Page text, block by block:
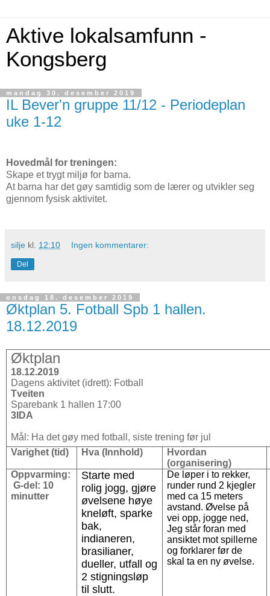
Aktive lokalsamfunn -
Kongsberg
mandag 30. desember 2019
IL Bever'n gruppe 11/12 - Periodeplan
uke 1-12
Hovedmål for treningen:
Skape et trygt miljø for barna.
At barna har det gøy samtidig som de lærer og utvikler seg
gjennom fysisk aktivitet.
silje kl. 12:10 Ingen kommentarer:
Del
onsdag 18. desember 2019
Øktplan 5. Fotball Spb 1 hallen.
18.12.2019
Øktplan
18.12.2019
Dagens aktivitet (idrett): Fotball
Tveiten
Sparebank 1 hallen 17:00
3IDA
Mål: Ha det gøy med fotball, siste trening før jul
Varighet (tid)
Hva (Innhold)
Hvordan
(organisering)
Oppvarming:
G-del: 10
minutter
Starte med
rolig jogg, gjøre
øvelsene høye
kneløft, sparke
bak,
indianeren,
brasilianer,
dueller, utfall og
2 stigningsløp
til slutt.
De løper i to rekker,
runder rund 2 kjegler
med ca 15 meters
avstand. Øvelse på
vei opp, jogge ned,
Jeg står foran med
ansiktet mot spillerne
og forklarer før de
skal ta en ny øvelse.